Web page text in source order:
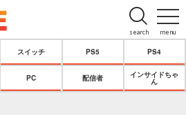
menu
search
スイッチ PS5 PS4
PC 配信者
インサイドちゃ
ん